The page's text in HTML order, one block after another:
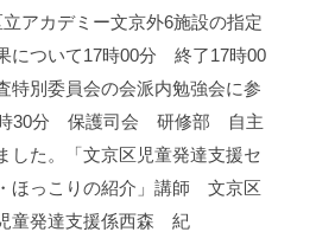
アカデミー文京外6施設の指定
について17時00分 終了17時00
別委員会の会派内勉強会に参
30分 保護司会 研修部 自主
した。
「文京区児童発達支援セ
ほっこりの紹介」 講師 文京区
童発達支援係西森 紀